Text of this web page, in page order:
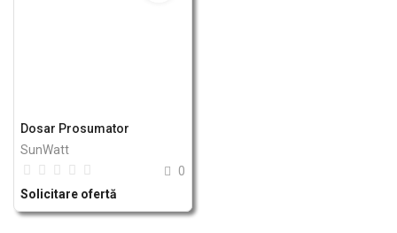
Dosar Prosumator
SunWatt
0
Solicitare ofertă